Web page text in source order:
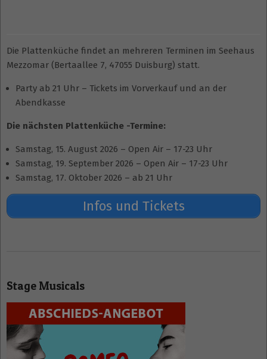
Die Plattenküche findet an mehreren Terminen im Seehaus
Mezzomar (Bertaallee 7, 47055 Duisburg) statt.
Party ab 21 Uhr – Tickets im Vorverkauf und an der
Abendkasse
Die nächsten Plattenküche -Termine:
Samstag, 15. August 2026 – Open Air – 17-23 Uhr
Samstag, 19. September 2026 – Open Air – 17-23 Uhr
Samstag, 17. Oktober 2026 – ab 21 Uhr
Infos und Tickets
20
Stage Musicals